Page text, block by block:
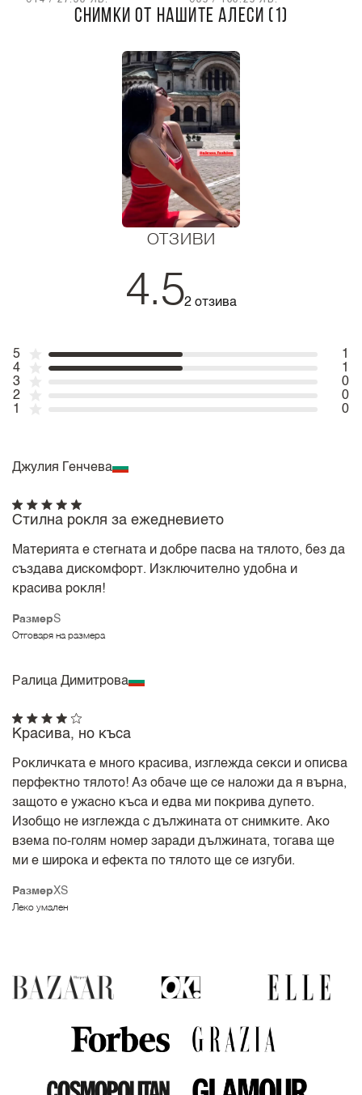
СНИМКИ ОТ НАШИТЕ АЛЕСИ (1)
ОТЗИВИ
4.52 отзива
5
1
4
1
3
0
2
0
1
0
Джулия Генчева
РазмерS
Отговаря на размера
Стилна рокля за ежедневието
Материята е стегната и добре пасва на тялото, без да
създава дискомфорт. Изключително удобна и
красива рокля!
Ралица Димитрова
РазмерXS
Леко умален
Красива, но къса
Рокличката е много красива, изглежда секси и описва
перфектно тялото! Аз обаче ще се наложи да я върна,
защото е ужасно къса и едва ми покрива дупето.
Изобщо не изглежда с дължината от снимките. Ако
взема по-голям номер заради дължината, тогава ще
ми е широка и ефекта по тялото ще се изгуби.